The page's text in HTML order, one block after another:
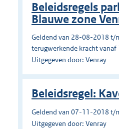
Beleidsregels
Blauwe zone
Geldend van 28-08-2018 t/
terugwerkende kracht
Uitgegeven door: Venray
Beleidsregel:
Geldend van 07-11-2018 t/
Uitgegeven door: Venray